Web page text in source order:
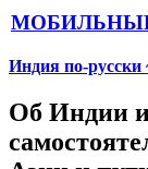
МОБИЛЬНЫЙ
Индия по-русски
Об Индии и